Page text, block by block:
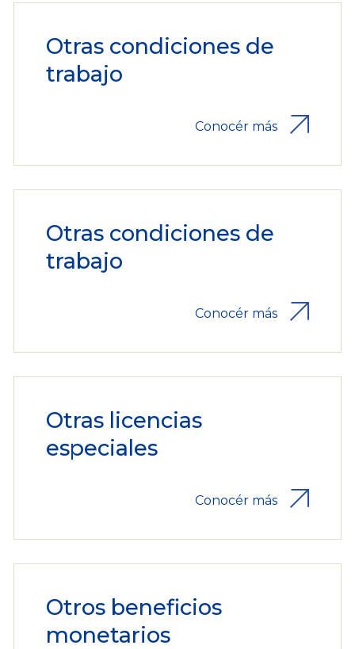
Otras condiciones de
trabajo
Conocér más
Otras condiciones de
trabajo
Conocér más
Otras licencias
especiales
Conocér más
Otros beneficios
monetarios